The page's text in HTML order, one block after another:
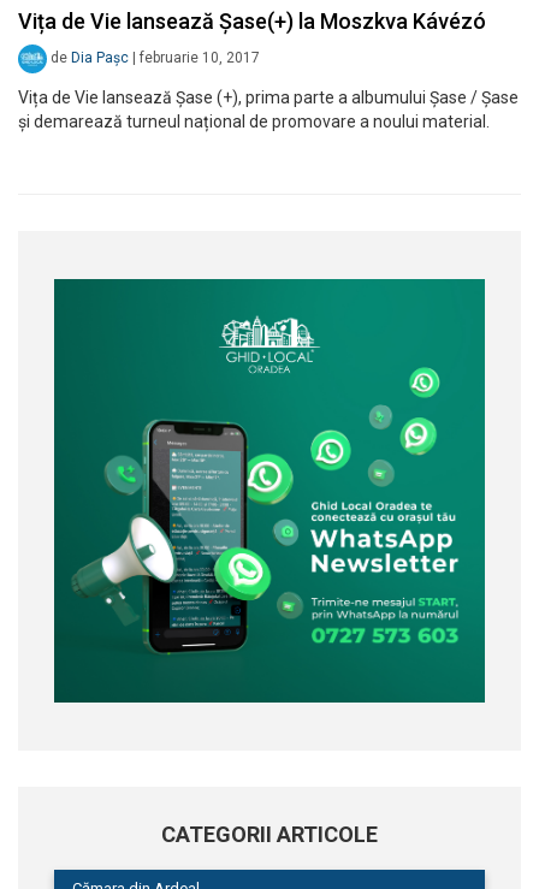
Vița de Vie lansează Șase(+) la Moszkva Kávézó
de Dia Pașc | februarie 10, 2017
Vița de Vie lansează Șase (+), prima parte a albumului Șase / Șase
și demarează turneul național de promovare a noului material.
CATEGORII ARTICOLE